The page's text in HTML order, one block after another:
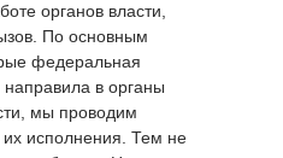
органов власти,
По основным
федеральная
в органы
мы проводим
их исполнения. Тем не